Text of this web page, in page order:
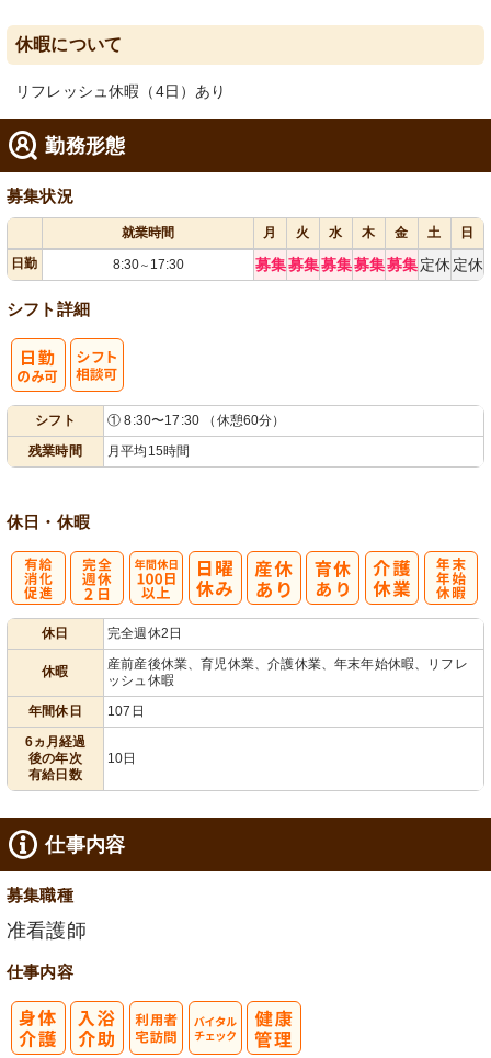
休暇について
リフレッシュ休暇（4日）あり
勤務形態
募集状況
就業時間 月 火 水 木 金 土
日
日勤
8:30～ 17:30 募集募集募集募集募集 定休 定休
シフト詳細
シフト
① 8:30〜17:30 （休憩60分）
残業時間
月平均15時間
休日・休暇
休日 完全週休2日
休暇
産前産後休業、育児休業、介護休業、年末年始休暇、リフレ
ッシュ休暇
年間休日
107日
6ヵ月経過
後の年次
有給日数
10日
仕事内容
募集職種
准看護師
仕事内容